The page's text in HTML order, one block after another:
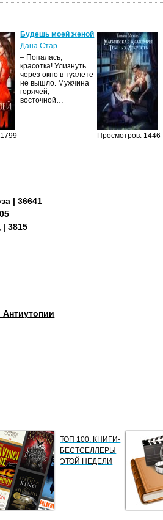
Будешь моей женой
Дана Стар
– Попалась,
красотка! Улизнуть
через окно в туалете
не вышло. Мужчина
горячей,
восточной…
Просмотров: 1446
| 36641
| 3815
ТОП 100. КНИГИ-
БЕСТСЕЛЛЕРЫ
ЭТОЙ НЕДЕЛИ